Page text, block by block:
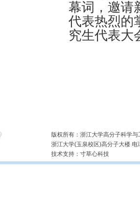
幕词，邀请
代表热烈的
究生代表大
版权所有：浙江大学高分子科
浙江大学(玉泉校区)高分子大楼
技术支持： 寸草心科技